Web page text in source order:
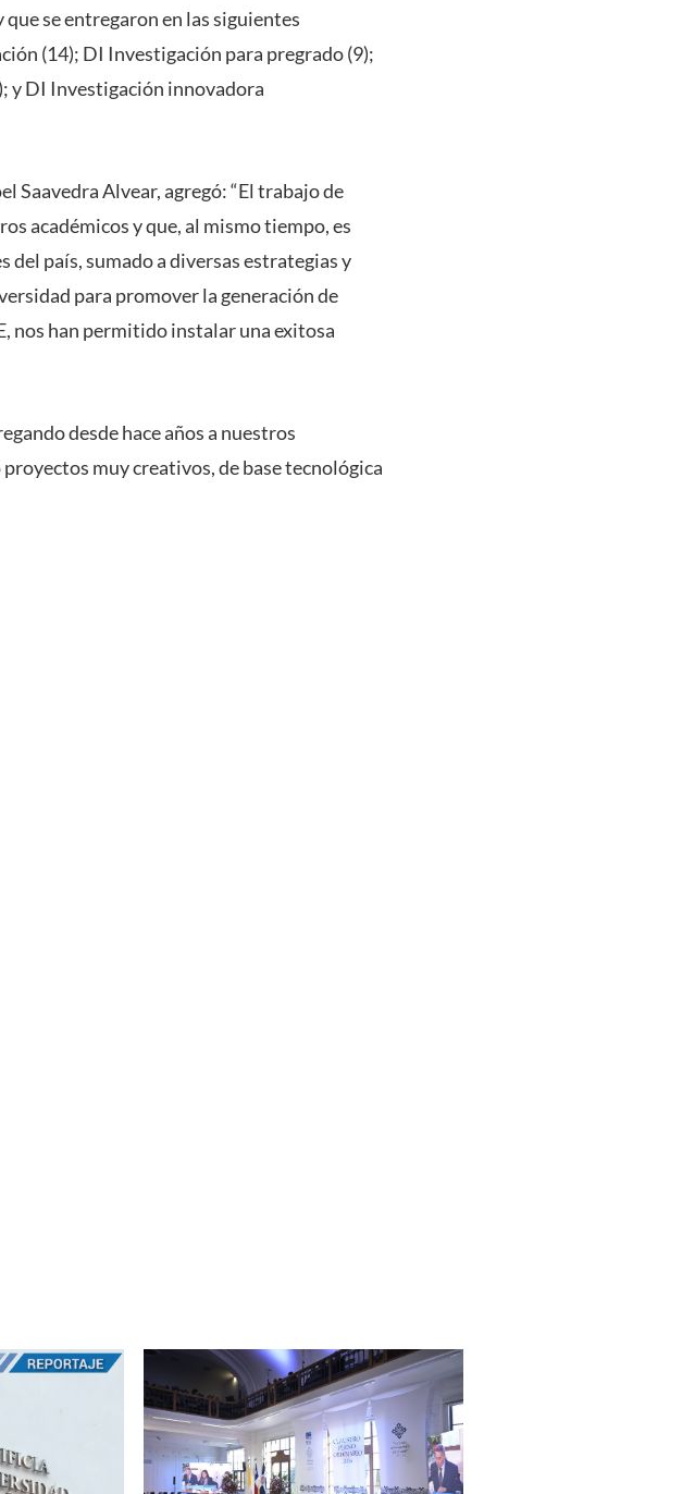
se entregaron en las siguientes
(14); DI Investigación para pregrado (9);
y DI Investigación innovadora
Saavedra Alvear, agregó: “El trabajo de
académicos y que, al mismo tiempo, es
país, sumado a diversas estrategias y
para promover la generación de
nos han permitido instalar una exitosa
desde hace años a nuestros
muy creativos, de base tecnológica